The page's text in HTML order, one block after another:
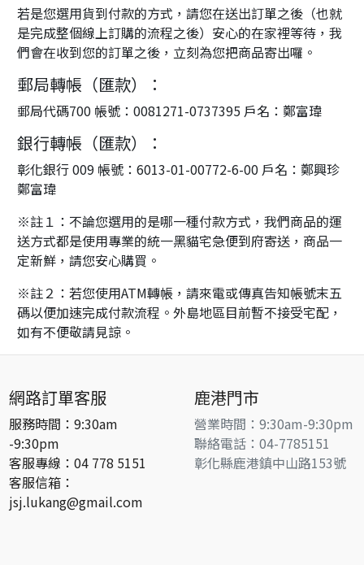
若是您選用貨到付款的方式，請您在送出訂單之後（也就
是完成整個線上訂購的流程之後）安心的在家裡等待，我
們會在收到您的訂單之後，立刻為您把商品寄出囉。
郵局轉帳（匯款）：
郵局代碼700 帳號：0081271-0737395 戶名：鄭富瑋
銀行轉帳（匯款）：
彰化銀行 009 帳號：6013-01-00772-6-00 戶名：鄭興珍
鄭富瑋
※註１：不論您選用的是哪一種付款方式，我們商品的運
送方式都是使用專業的統一黑貓宅急便到府寄送，商品一
定新鮮，請您安心購買。
※註２：若您使用ATM轉帳，請來電或傳真告知帳號末五
碼以便加速完成付款流程。外島地區目前暫不接受宅配，
如有不便敬請見諒。
網路訂單客服
服務時間：9:30am
-9:30pm
客服專線：04 778 5151
客服信箱：
jsj.lukang@gmail.com
鹿港門市
營業時間：9:30am-9:30pm
聯絡電話：04-7785151
彰化縣鹿港鎮中山路153號